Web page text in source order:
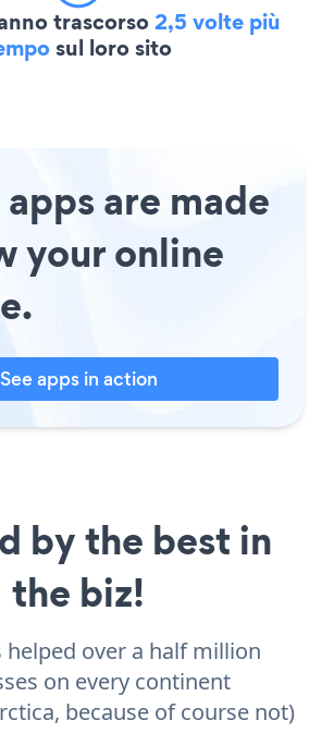
trascorso2,5 volte più
sul loro sito
are made
your online
See apps in action
by the best in
the biz!
helped over a half million
on every continent
because of course not)